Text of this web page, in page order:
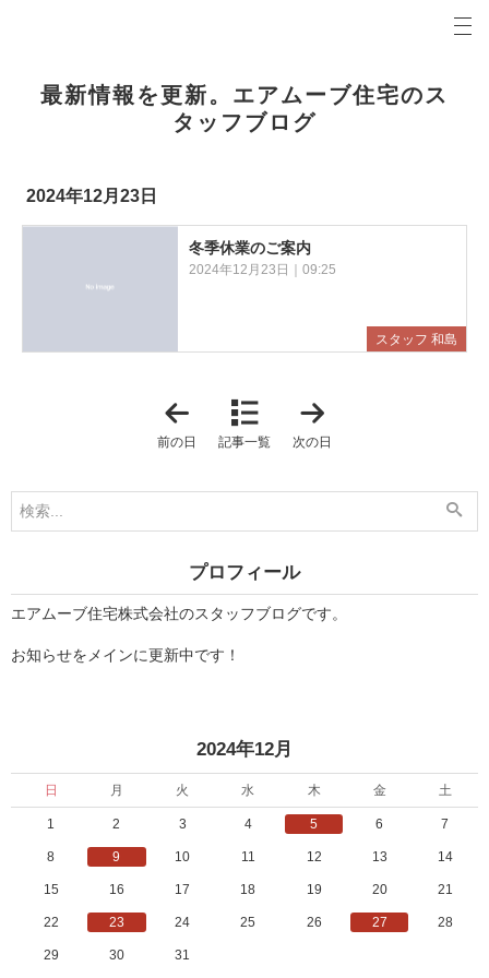
2024年12月23日
最新情報を更新。エアムーブ住宅のス
タッフブログ
スタッフ 和島
冬季休業のご案内
2024年12月23日｜09:25
1
日
」
前の日 記事一覧
1
」
次の日
プロフィール
エアムーブ住宅株式会社のスタッフブログです。
お知らせをメインに更新中です！
2024年12月
日 月 火 水 木 金 土
1 2 3 4 5 6 7
8 9 10 11 12 13 14
15 16 17 18 19 20 21
22 23 24 25 26 27 28
29 30 31